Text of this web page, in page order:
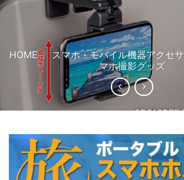
HOME / スマホ・モバイル機器アクセサ
マホ撮影グッズ